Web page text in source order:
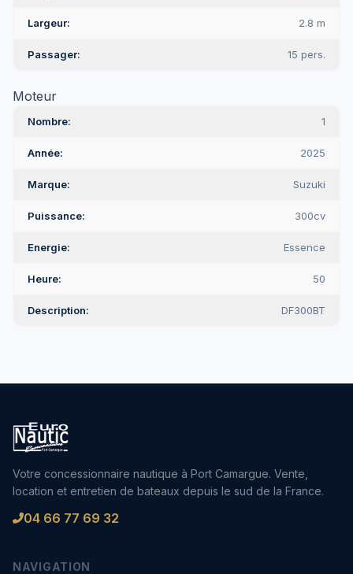
Largeur 2.8 m
Passager 15 pers.
Moteur
Nombre 1
Année 2025
Marque Suzuki
Puissance 300cv
Energie Essence
Heure 50
Description DF300BT
Votre concessionnaire nautique à Port Camargue. Vente,
location et entretien de bateaux depuis le sud de la France.
04 66 77 69 32
NAVIGATION